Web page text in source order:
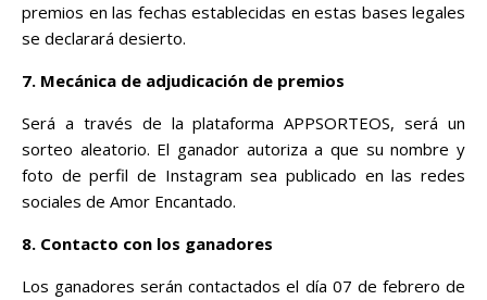
premios en las fechas establecidas en estas bases legales
se declarará desierto.
7. Mecánica de adjudicación de premios
Será a través de la plataforma APPSORTEOS, será un
sorteo aleatorio. El ganador autoriza a que su nombre y
foto de perfil de Instagram sea publicado en las redes
sociales de Amor Encantado.
8. Contacto con los ganadores
Los ganadores serán contactados el día 07 de febrero de